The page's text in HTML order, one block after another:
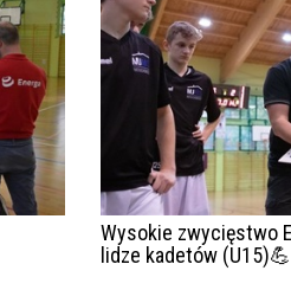
Wysokie zwycięstwo
lidze kadetów